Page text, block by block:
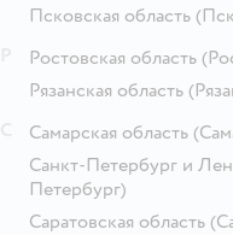
Псковская область
Ростовская область
Рязанская область
Самарская область
Санкт-Петербург и
Петербург)
Саратовская область